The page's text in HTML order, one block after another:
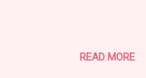
पूर्वाधारबीच सिर्जनशील
READ MORE